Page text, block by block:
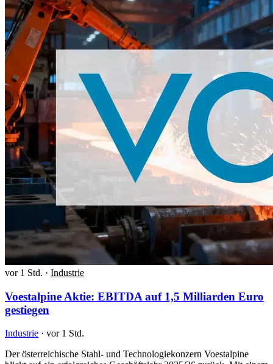
vor 1 Std. · Industrie
Voestalpine Aktie: EBITDA auf 1,5 Milliarden Euro
gestiegen
Industrie · vor 1 Std.
Der österreichische Stahl- und Technologiekonzern Voestalpine